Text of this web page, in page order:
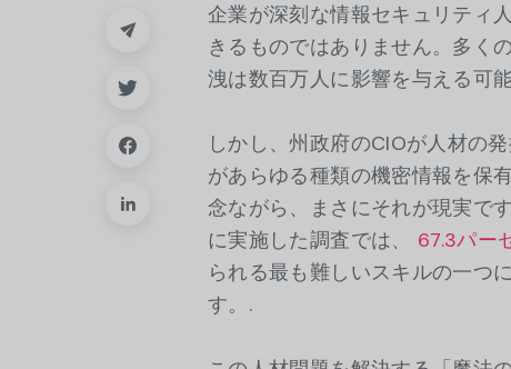
企業が深刻な情報セキュリティ
きるものではありません。多く
洩は数百万人に影響を与える可
しかし、州政府のCIOが人材の
があらゆる種類の機密情報を保
念ながら、まさにそれが現実で
に実施した調査では、 67.3パー
られる最も難しいスキルの一つ
す。.